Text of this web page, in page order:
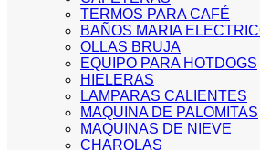
TERMOS PARA CAFÉ
BAÑOS MARIA
OLLAS BRUJA
EQUIPO PARA HOTDOGS
HIELERAS
LAMPARAS CALIENTES
MAQUINA DE PALOMITAS
MAQUINAS DE NIEVE
CHAROLAS